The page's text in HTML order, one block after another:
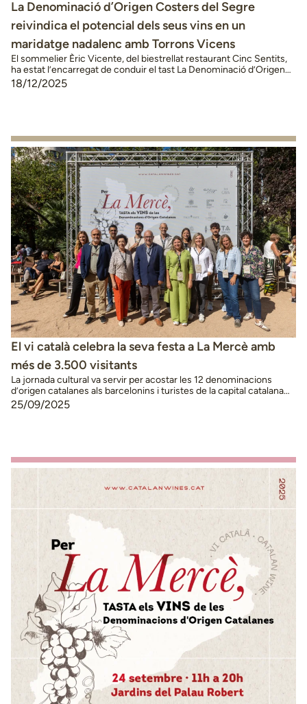
La Denominació d’Origen Costers del Segre
reivindica el potencial dels seus vins en un
maridatge nadalenc amb Torrons Vicens
El sommelier Èric Vicente, del biestrellat restaurant Cinc Sentits,
ha estat l’encarregat de conduir el tast La Denominació d’Origen
Costers del Segre ha organitzat aquest dimarts un tast
professional a la Sala Cotxeres del Palau Robert de Barcelona, que
18/12/2025
El vi català celebra la seva festa a La Mercè amb
més de 3.500 visitants
La jornada cultural va servir per acostar les 12 denominacions
d’origen catalanes als barcelonins i turistes de la capital catalana
Barcelona ha acollit la festa del vi català en el marc de les festes de
La Mercè. L’esdeveniment, celebrat al Palau Robert, ha volgut
25/09/2025